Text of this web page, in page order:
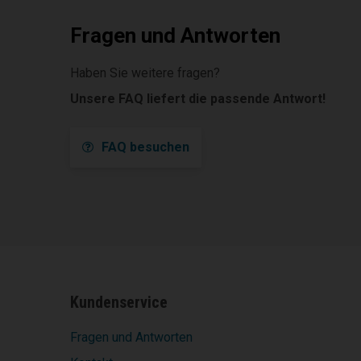
Fragen und Antworten
Haben Sie weitere fragen?
Unsere FAQ liefert die passende Antwort!
FAQ besuchen
Kundenservice
Fragen und Antworten